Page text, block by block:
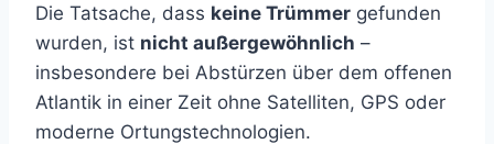
Die Tatsache, dass keine Trümmer gefunden
wurden, ist nicht außergewöhnlich –
insbesondere bei Abstürzen über dem offenen
Atlantik in einer Zeit ohne Satelliten, GPS oder
moderne Ortungstechnologien.